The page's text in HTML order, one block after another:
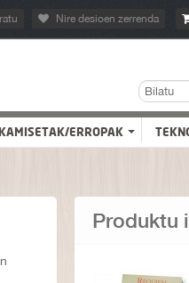
Nire desioen zerrenda
KAMISETAK/ERROPAK
Produktu